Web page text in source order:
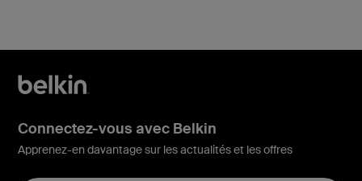
Connectez-vous avec Belkin
Apprenez-en davantage sur les actualités et les offres